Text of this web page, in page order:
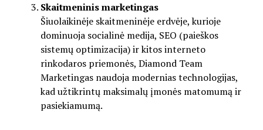
Skaitmeninis marketingas
Šiuolaikinėje skaitmeninėje erdvėje, kurioje
dominuoja socialinė medija, SEO (paieškos
sistemų optimizacija) ir kitos interneto
rinkodaros priemonės, Diamond Team
Marketingas naudoja modernias technologijas,
kad užtikrintų maksimalų įmonės matomumą ir
pasiekiamumą.